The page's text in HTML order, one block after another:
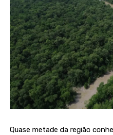
Quase metade da região